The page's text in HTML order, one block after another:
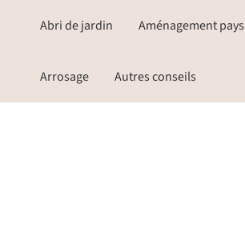
Abri de jardin Aménagement
Arrosage Autres conseils